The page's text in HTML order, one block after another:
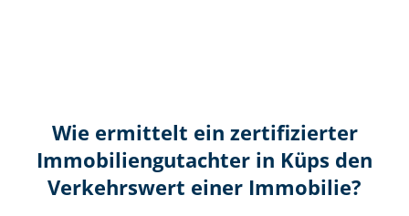
Wie ermittelt ein zertifizierter
Immobilien­gutachter in Küps den
Verkehrswert einer Immobilie?